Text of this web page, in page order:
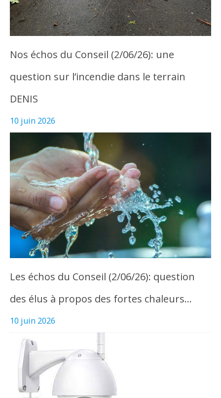
Nos échos du Conseil (2/06/26): une
question sur l’incendie dans le terrain
DENIS
10 juin 2026
Les échos du Conseil (2/06/26): question
des élus à propos des fortes chaleurs…
10 juin 2026